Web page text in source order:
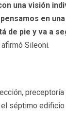
una visión
en
de pie y va a
Sileoni.
séptimo